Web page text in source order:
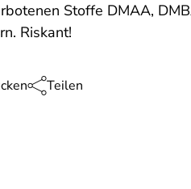
Stoffe DMAA,
Riskant!
Teilen